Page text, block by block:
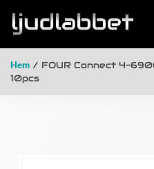
Hem / FOUR Connect 4-
10pcs